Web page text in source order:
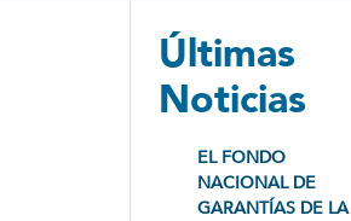
Últimas
Noticias
EL FONDO
NACIONAL DE
GARANTÍAS DE LA